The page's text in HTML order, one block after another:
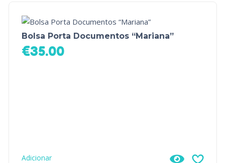
Bolsa Porta Documentos “Mariana”
€35.00
Adicionar